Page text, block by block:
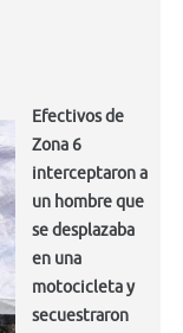
Efectivos de
Zona 6
interceptaron a
un hombre que
se desplazaba
en una
motocicleta y
secuestraron